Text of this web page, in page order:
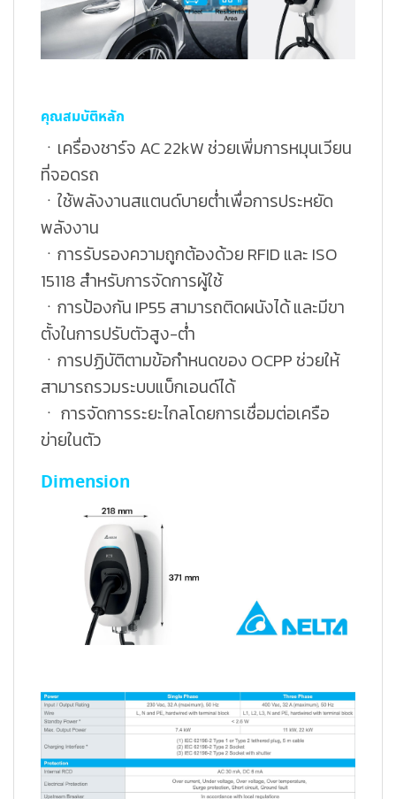
คุณสมบัติหลัก
ㆍเครื่องชาร์จ AC 22kW ช่วยเพิ่มการหมุนเวียน
ที่จอดรถ
ㆍใช้พลังงานสแตนด์บายต่ำเพื่อการประหยัด
พลังงาน
ㆍการรับรองความถูกต้องด้วย RFID และ ISO
15118 สำหรับการจัดการผู้ใช้
ㆍการป้องกัน IP55 สามารถติดผนังได้ และมีขา
ตั้งในการปรับตัวสูง-ต่ำ
ㆍการปฏิบัติตามข้อกำหนดของ OCPP ช่วยให้
สามารถรวมระบบแบ็กเอนด์ได้
ㆍ การจัดการระยะไกลโดยการเชื่อมต่อเครือ
ข่ายในตัว
Dimension